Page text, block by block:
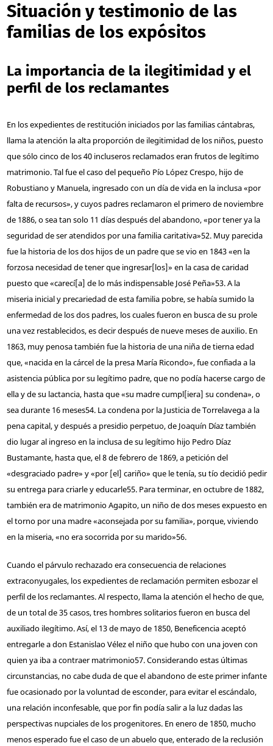
Situación y testimonio de las
familias de los expósitos
La importancia de la ilegitimidad y el
perfil de los reclamantes
En los expedientes de restitución iniciados por las familias cántabras,
llama la atención la alta proporción de ilegitimidad de los niños, puesto
que sólo cinco de los 40 incluseros reclamados eran frutos de legítimo
matrimonio. Tal fue el caso del pequeño Pío López Crespo, hijo de
Robustiano y Manuela, ingresado con un día de vida en la inclusa «por
falta de recursos», y cuyos padres reclamaron el primero de noviembre
de 1886, o sea tan solo 11 días después del abandono, «por tener ya la
seguridad de ser atendidos por una familia caritativa»52. Muy parecida
fue la historia de los dos hijos de un padre que se vio en 1843 «en la
forzosa necesidad de tener que ingresar[los]» en la casa de caridad
puesto que «carecí[a] de lo más indispensable José Peña»53. A la
miseria inicial y precariedad de esta familia pobre, se había sumido la
enfermedad de los dos padres, los cuales fueron en busca de su prole
una vez restablecidos, es decir después de nueve meses de auxilio. En
1863, muy penosa también fue la historia de una niña de tierna edad
que, «nacida en la cárcel de la presa María Ricondo», fue confiada a la
asistencia pública por su legítimo padre, que no podía hacerse cargo de
ella y de su lactancia, hasta que «su madre cumpl[iera] su condena», o
sea durante 16 meses54. La condena por la Justicia de Torrelavega a la
pena capital, y después a presidio perpetuo, de Joaquín Díaz también
dio lugar al ingreso en la inclusa de su legítimo hijo Pedro Díaz
Bustamante, hasta que, el 8 de febrero de 1869, a petición del
«desgraciado padre» y «por [el] cariño» que le tenía, su tío decidió pedir
su entrega para criarle y educarle55. Para terminar, en octubre de 1882,
también era de matrimonio Agapito, un niño de dos meses expuesto en
el torno por una madre «aconsejada por su familia», porque, viviendo
en la miseria, «no era socorrida por su marido»56.
Cuando el párvulo rechazado era consecuencia de relaciones
extraconyugales, los expedientes de reclamación permiten esbozar el
perfil de los reclamantes. Al respecto, llama la atención el hecho de que,
de un total de 35 casos, tres hombres solitarios fueron en busca del
auxiliado ilegítimo. Así, el 13 de mayo de 1850, Beneficencia aceptó
entregarle a don Estanislao Vélez el niño que hubo con una joven con
quien ya iba a contraer matrimonio57. Considerando estas últimas
circunstancias, no cabe duda de que el abandono de este primer infante
fue ocasionado por la voluntad de esconder, para evitar el escándalo,
una relación inconfesable, que por fin podía salir a la luz dadas las
perspectivas nupciales de los progenitores. En enero de 1850, mucho
menos esperado fue el caso de un abuelo que, enterado de la reclusión